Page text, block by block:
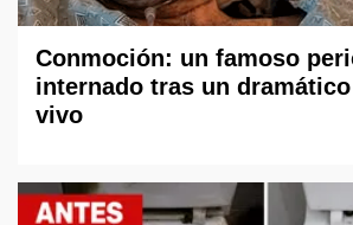
Conmoción: un famoso
internado tras un
vivo